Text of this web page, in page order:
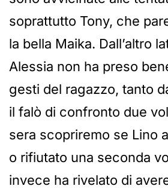
soprattutto Tony, che
la bella Maika. Dall’altro
Alessia non ha preso
gesti del ragazzo, tanto
il falò di confronto due
sera scopriremo se Lino
o rifiutato una seconda
invece ha rivelato di